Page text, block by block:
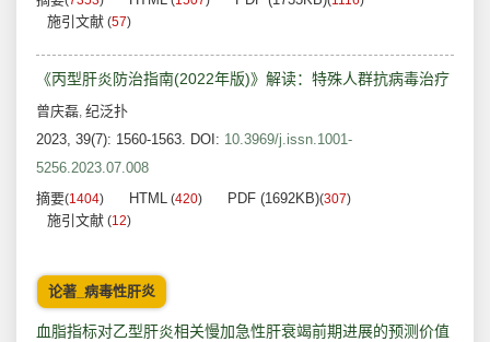
施引文献 (57)
《丙型肝炎防治指南(2022年版)》解读：特殊人群抗病毒治疗
曾庆磊, 纪泛扑
2023, 39(7): 1560-1563. DOI: 10.3969/j.issn.1001-
5256.2023.07.008
摘要(1404) HTML (420) PDF (1692KB)(307)
施引文献 (12)
论著_病毒性肝炎
血脂指标对乙型肝炎相关慢加急性肝衰竭前期进展的预测价值